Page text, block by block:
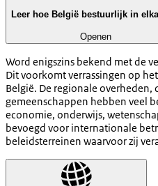
Leer hoe België bestuurlijk in
Openen
Word enigszins bekend met de
Dit voorkomt verrassingen op
België. De regionale overheden,
gemeenschappen hebben veel
economie, onderwijs,
bevoegd voor internationale
beleidsterreinen waarvoor zij